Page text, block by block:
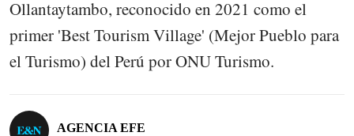
Ollantaytambo, reconocido en 2021 como el
primer 'Best Tourism Village' (Mejor Pueblo para
el Turismo) del Perú por ONU Turismo.
AGENCIA EFE